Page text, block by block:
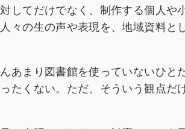
してだけでなく、制作する個人や
々の生の声や表現を、地域資料と
あまり図書館を使っていないひと
たくない。ただ、そういう観点だ